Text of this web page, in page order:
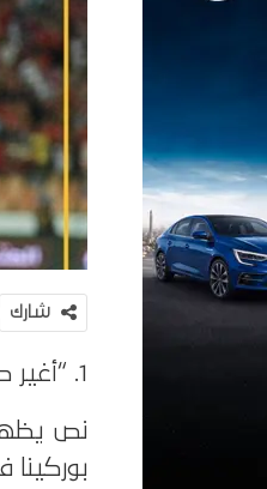
شارك
1. “أغير طريقة لعبي أمام بوركينا؟ أنا لا أخشى أحد”
نص
بوركينا